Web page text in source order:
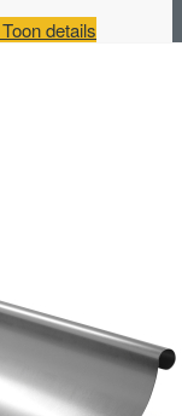
Toon details